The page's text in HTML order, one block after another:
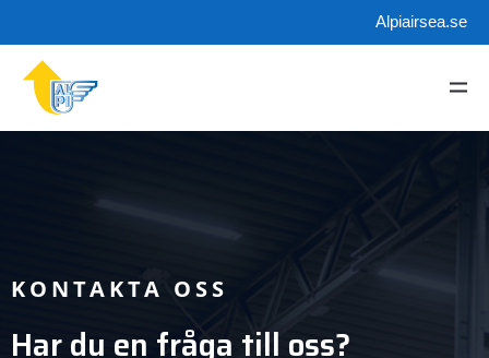
Alpiairsea.se
KONTAKTA OSS
Har du en fråga till oss?